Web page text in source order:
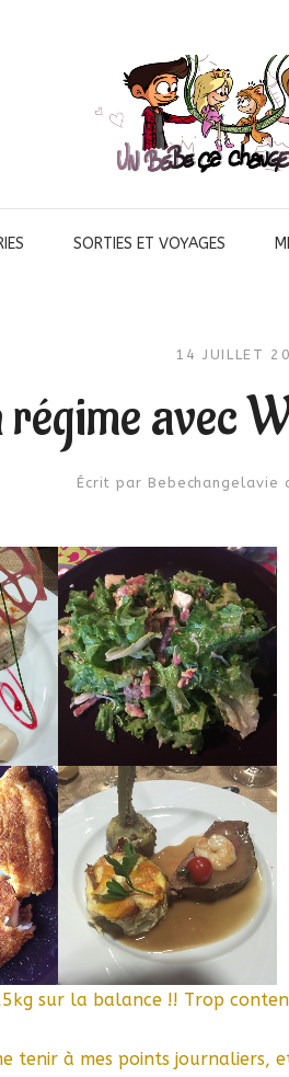
SORTIES ET VOYAGES
14 JUILLET
régime avec
Écrit par Bebechangelavie
sur la balance !! Trop
tenir à mes points journaliers,